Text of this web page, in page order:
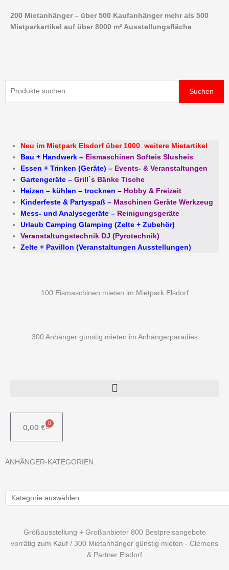
Inhalt
springen
200 Mietanhänger – über 500 Kaufanhänger mehr als 500
Mietparkartikel auf über 8000 m² Ausstellungsfläche
Suchen
Neu im Mietpark Elsdorf über 1000 weitere Mietartikel
Bau + Handwerk – Eismaschinen Softeis Slusheis
Essen + Trinken (Geräte) – Events- & Veranstaltungen
Gartengeräte – Grill´s Bänke Tische
Heizen – kühlen – trocknen – Hobby & Freizeit
Kinderfeste & Partyspaß – Maschinen Geräte Werkzeug
Mess- und Analysegeräte – Reinigungsgeräte
Urlaub Camping Glamping (Zelte + Zubehör)
Veranstaltungstechnik DJ (Pyrotechnik)
Zelte + Pavillon (Veranstaltungen Ausstellungen)
100 Eismaschinen mieten im Mietpark Elsdorf
300 Anhänger günstig mieten im Anhängerparadies
0,00 € 0
WARENKORB
ANHÄNGER-KATEGORIEN
Großausstellung + Großanbieter 800 Bestpreisangebote
vorrätig zum Kauf / 300 Mietanhänger günstig mieten - Clemens
& Partner Elsdorf